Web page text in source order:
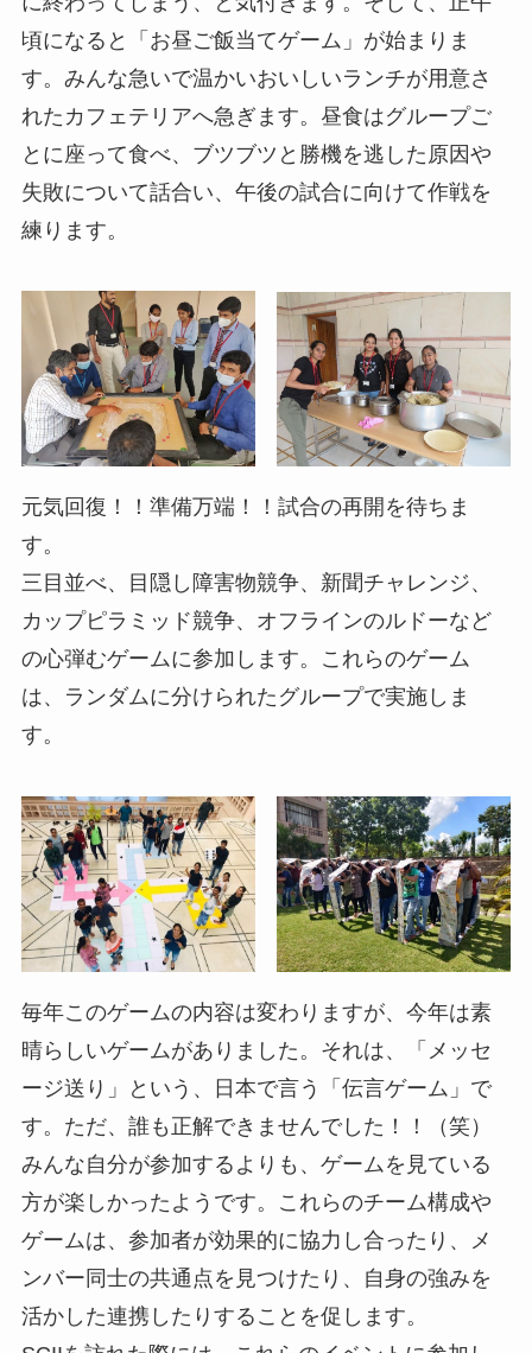
頃になると「お昼ご飯当てゲーム」が始まりま
す。みんな急いで温かいおいしいランチが用意さ
れたカフェテリアへ急ぎます。昼食はグループご
とに座って食べ、ブツブツと勝機を逃した原因や
失敗について話合い、午後の試合に向けて作戦を
練ります。
元気回復！！準備万端！！試合の再開を待ちま
す。
三目並べ、目隠し障害物競争、新聞チャレンジ、
カップピラミッド競争、オフラインのルドーなど
の心弾むゲームに参加します。これらのゲーム
は、ランダムに分けられたグループで実施しま
す。
毎年このゲームの内容は変わりますが、今年は素
晴らしいゲームがありました。それは、「メッセ
ージ送り」という、日本で言う「伝言ゲーム」で
す。ただ、誰も正解できませんでした！！（笑）
みんな自分が参加するよりも、ゲームを見ている
方が楽しかったようです。これらのチーム構成や
ゲームは、参加者が効果的に協力し合ったり、メ
ンバー同士の共通点を見つけたり、自身の強みを
活かした連携したりすることを促します。